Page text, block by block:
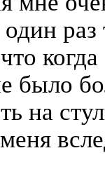
раз
было
на